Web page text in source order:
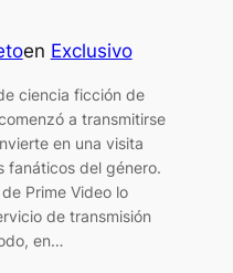
en Exclusivo
ciencia ficción de
a transmitirse
en una visita
fanáticos del género.
Prime Video lo
de transmisión
en…